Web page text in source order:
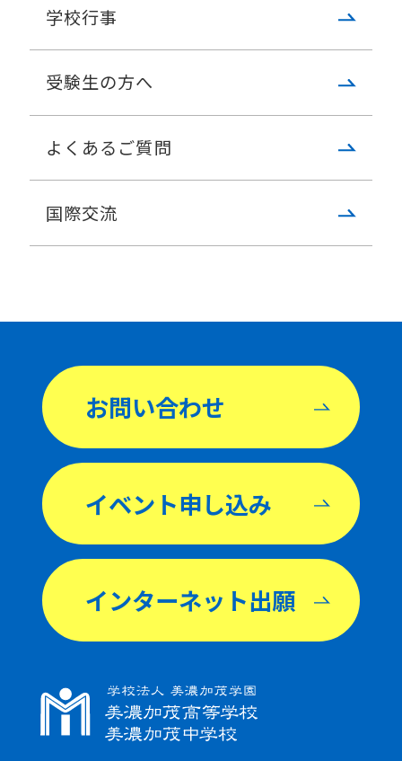
学校行事
受験生の方へ
よくあるご質問
国際交流
お問い合わせ
イベント申し込み
インターネット出願